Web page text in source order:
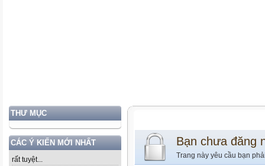
THƯ MỤC
CÁC Ý KIẾN MỚI NHẤT
rất tuyệt...
Bạn chưa đăng
Trang này yêu cầu bạn